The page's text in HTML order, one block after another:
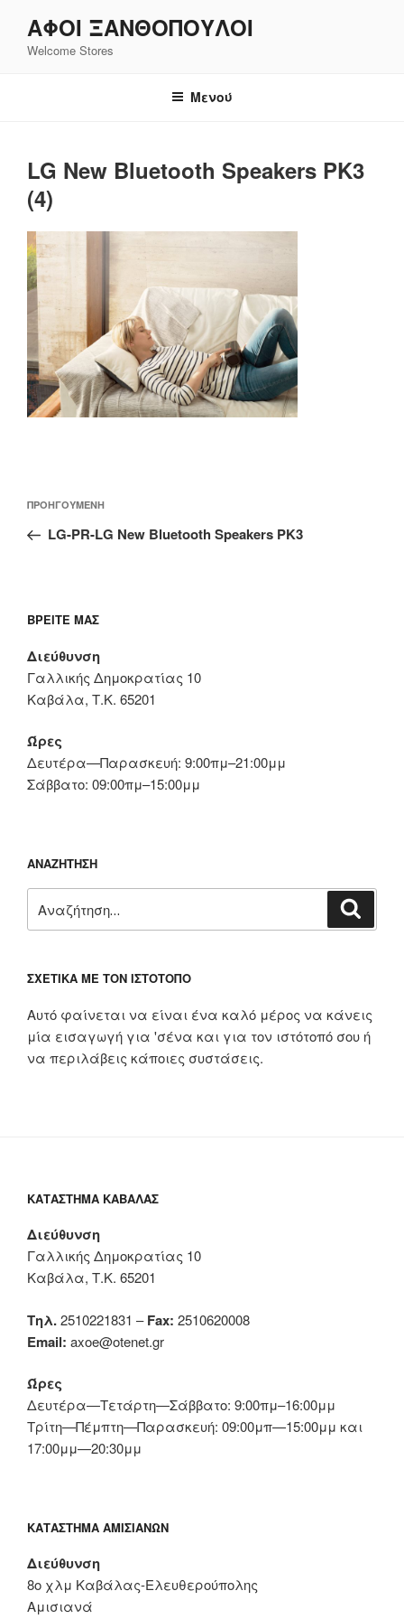
περιεχόμενο
ΑΦΟΙ ΞΑΝΘΌΠΟΥΛΟΙ
Welcome Stores
Μενού
LG New Bluetooth Speakers PK3
(4)
άρθρων
Προηγούμενο
άρθρο
ΠΡΟΗΓΟΎΜΕΝΗ
LG-PR-LG New Bluetooth Speakers PK3
ΒΡΕΊΤΕ ΜΑΣ
Διεύθυνση
Γαλλικής Δημοκρατίας 10
Καβάλα, Τ.Κ. 65201
Ώρες
Δευτέρα—Παρασκευή: 9:00πμ–21:00μμ
Σάββατο: 09:00πμ–15:00μμ
ΑΝΑΖΉΤΗΣΗ
για:
ΣΧΕΤΙΚΆ ΜΕ ΤΟΝ ΙΣΤΌΤΟΠΟ
Αυτό φαίνεται να είναι ένα καλό μέρος να κάνεις
μία εισαγωγή για 'σένα και για τον ιστότοπό σου ή
να περιλάβεις κάποιες συστάσεις.
ΚΑΤΆΣΤΗΜΑ ΚΑΒΆΛΑΣ
Διεύθυνση
Γαλλικής Δημοκρατίας 10
Καβάλα, Τ.Κ. 65201
Τηλ.2510221831 –Fax: 2510620008
Email: axoe@otenet.gr
Ώρες
Δευτέρα—Τετάρτη—Σάββατο: 9:00πμ–16:00μμ
Τρίτη—Πέμπτη—Παρασκευή: 09:00μπ—15:00μμ και
17:00μμ—20:30μμ
ΚΑΤΆΣΤΗΜΑ ΑΜΙΣΙΑΝΏΝ
Διεύθυνση
8ο χλμ Καβάλας-Ελευθερούπολης
Αμισιανά